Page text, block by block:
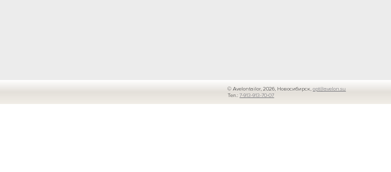
© Avelontailor, 2026, Новосибирск,opt@avelon.su
Тел.:7-913-913-70-07